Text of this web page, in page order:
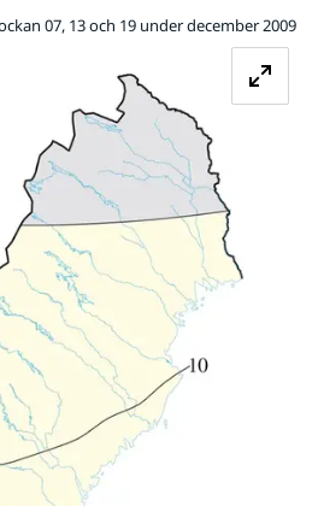
07, 13 och 19 under december 2009